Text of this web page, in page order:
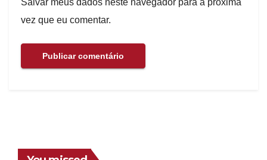
Salvar meus dados neste navegador para a próxima
vez que eu comentar.